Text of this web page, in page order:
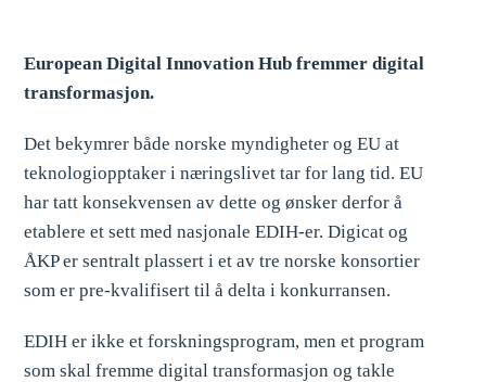
European Digital Innovation Hub fremmer digital
transformasjon.
Det bekymrer både norske myndigheter og EU at
teknologiopptaker i næringslivet tar for lang tid. EU
har tatt konsekvensen av dette og ønsker derfor å
etablere et sett med nasjonale EDIH-er. Digicat og
ÅKP er sentralt plassert i et av tre norske konsortier
som er pre-kvalifisert til å delta i konkurransen.
EDIH er ikke et forskningsprogram, men et program
som skal fremme digital transformasjon og takle